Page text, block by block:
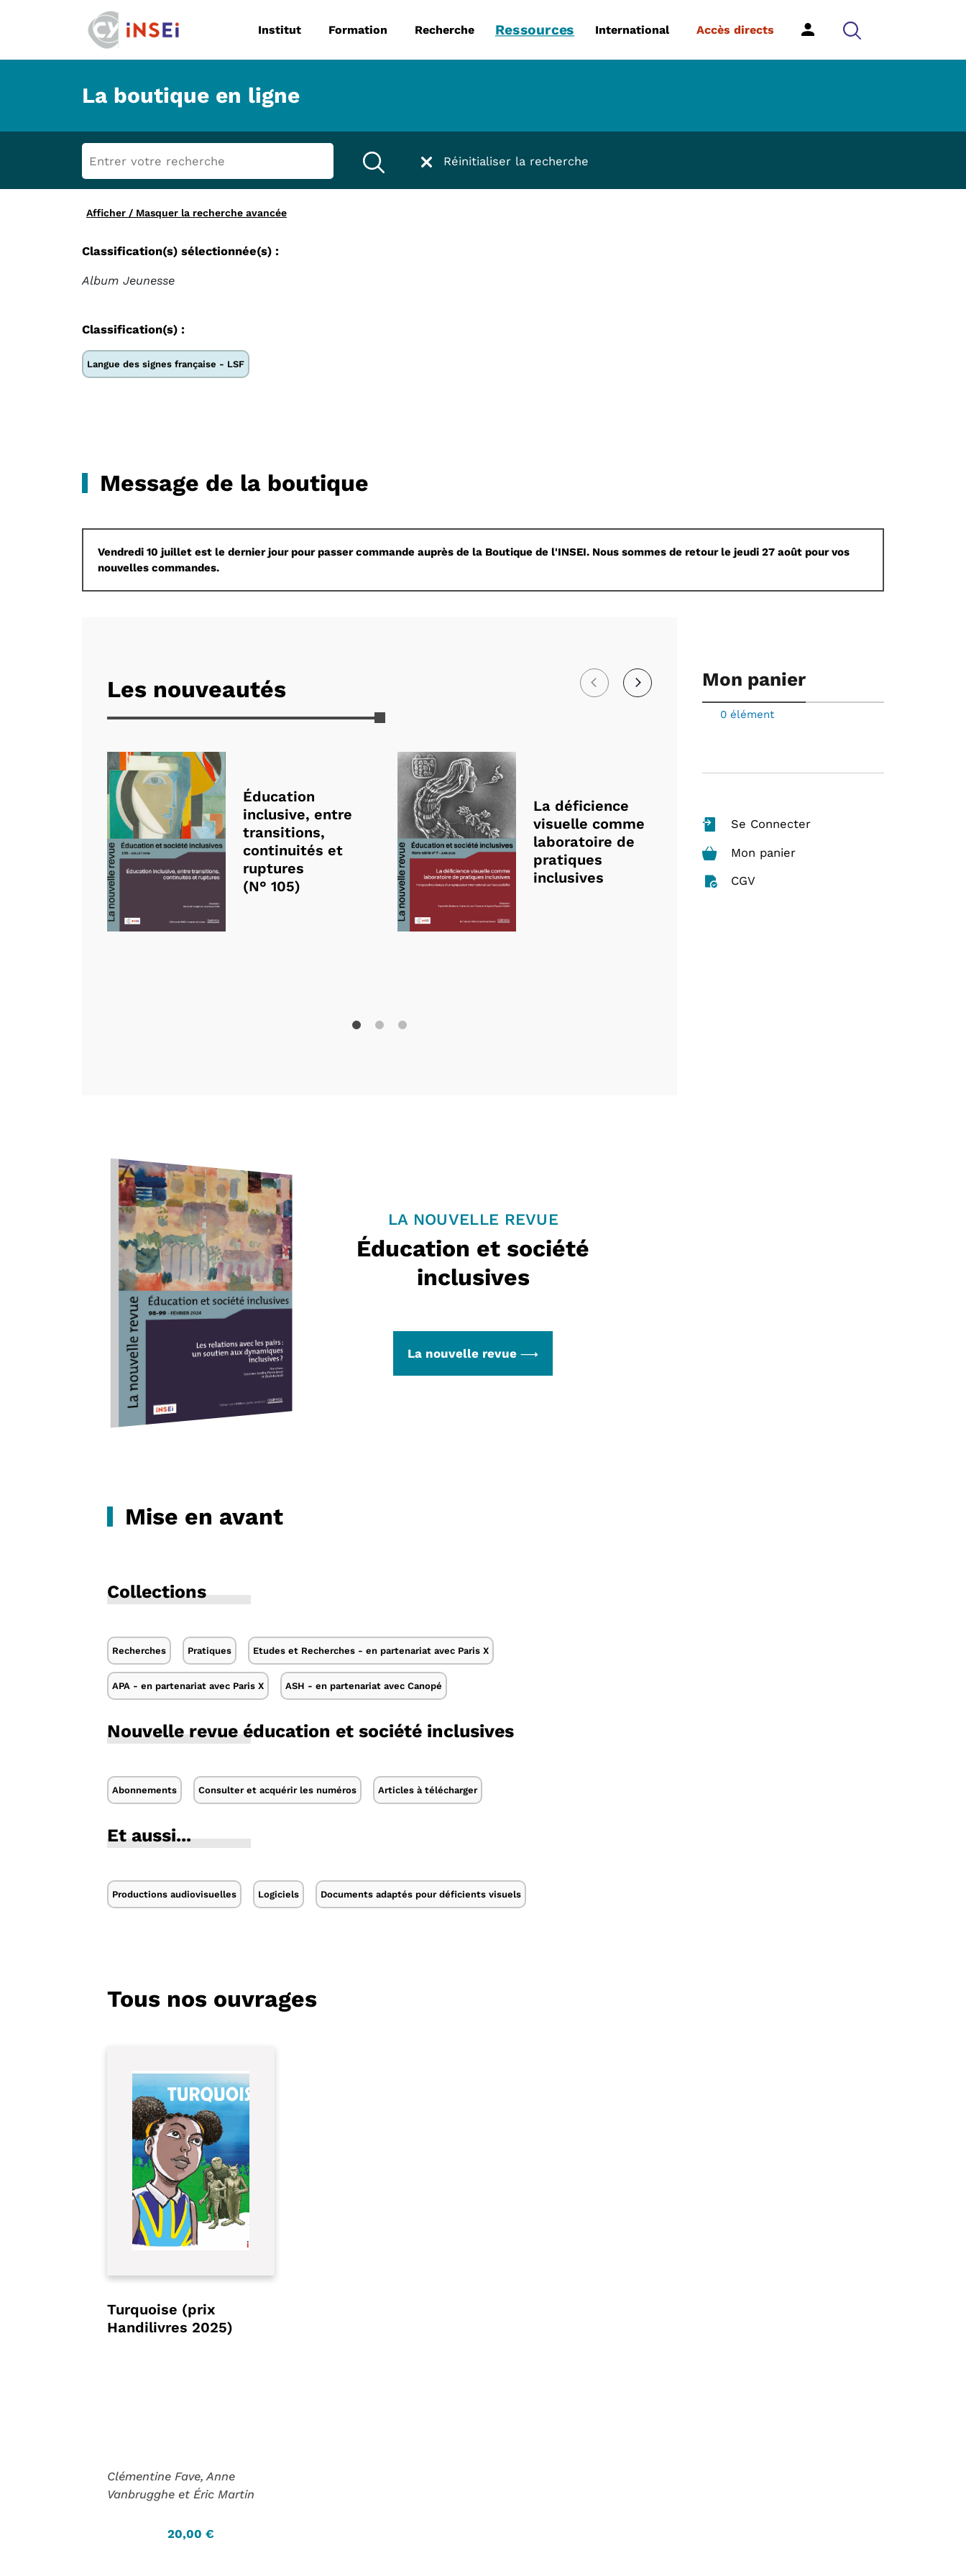
Institut Formation Recherche Ressources International Accès directs
La boutique en ligne
Réinitialiser la recherche
Afficher / Masquer la recherche avancée
Classification(s) sélectionnée(s) :
Album Jeunesse
Classification(s) :
Langue des signes française - LSF
Message de la boutique
Vendredi 10 juillet est le dernier jour pour passer commande auprès de la Boutique de l'INSEI. Nous sommes de retour le jeudi 27 août pour vos
nouvelles commandes.
Les nouveautés
Éducation
inclusive, entre
transitions,
continuités et
ruptures
(N° 105)
La déficience
visuelle comme
laboratoire de
pratiques
inclusives
LA NOUVELLE REVUE
Éducation et société
inclusives
La nouvelle revue
Mise en avant
Collections
Recherches Pratiques Etudes et Recherches - en partenariat avec Paris X
APA - en partenariat avec Paris X ASH - en partenariat avec Canopé
Nouvelle revue éducation et société inclusives
Abonnements Consulter et acquérir les numéros Articles à télécharger
Et aussi...
Productions audiovisuelles Logiciels Documents adaptés pour déficients visuels
Tous nos ouvrages
Turquoise (prix
Handilivres 2025)
Clémentine Fave, Anne
Vanbrugghe et Éric Martin
20,00 €
Mon panier
0 élément
Se Connecter
Mon panier
CGV